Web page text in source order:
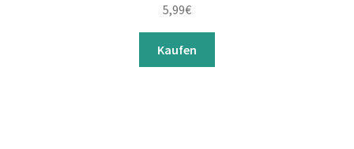
5,99€
Kaufen